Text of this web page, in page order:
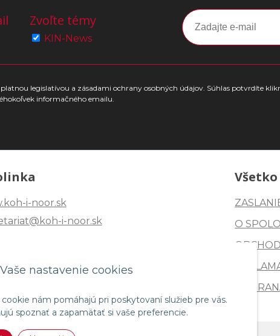
Vaše nastavenie cookies
nám pomáhajú pri poskytovaní služieb pre vás.
spoznať a zapamätať si vaše preferencie.
Zvoľte témy
KIN-News
legislatívou a zásadami ochrany osobných údajov. Súhlas potvrdíte
informačného emailu.
i-noor.sk
i-noor.sk
2 40252101
2 44872870
O